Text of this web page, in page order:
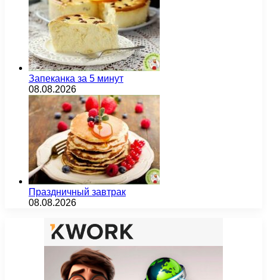
Запеканка за 5 минут
08.08.2026
Праздничный завтрак
08.08.2026